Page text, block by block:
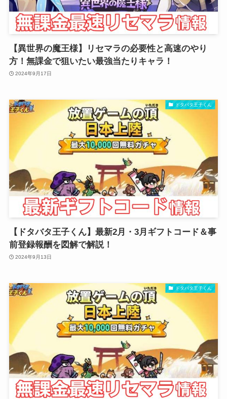
【異世界の魔王様】リセマラの必要性と高速のやり
方！無課金で狙いたい最強当たりキャラ！
2024年9月17日
ドタバタ王子くん
【ドタバタ王子くん】最新2月・3月ギフトコード＆事
前登録報酬を図解で解説！
2024年9月13日
ドタバタ王子くん